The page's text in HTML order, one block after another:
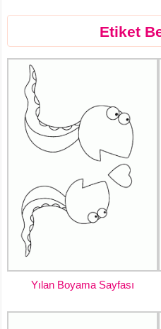
Etiket
Yılan Boyama Sayfası